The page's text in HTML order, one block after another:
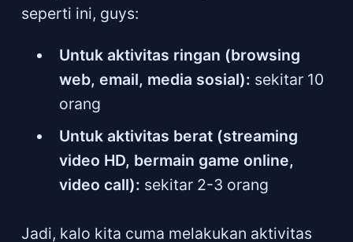
seperti ini, guys:
Untuk aktivitas ringan (browsing
web, email, media sosial): sekitar 10
orang
Untuk aktivitas berat (streaming
video HD, bermain game online,
video call): sekitar 2-3 orang
Jadi, kalo kita cuma melakukan aktivitas